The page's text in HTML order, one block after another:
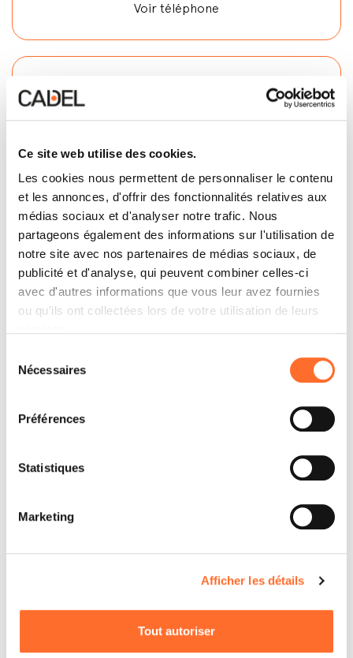
Ce site web utilise des cookies.
Les cookies nous permettent de personnaliser le contenu
et les annonces, d'offrir des fonctionnalités relatives aux
médias sociaux et d'analyser notre trafic. Nous
partageons également des informations sur l'utilisation de
notre site avec nos partenaires de médias sociaux, de
publicité et d'analyse, qui peuvent combiner celles-ci
avec d'autres informations que vous leur avez fournies
ou qu'ils ont collectées lors de votre utilisation de leurs
Nécessaires
Préférences
Statistiques
Marketing
Afficher les détails
Tout autoriser
Voir téléphone
Contactez